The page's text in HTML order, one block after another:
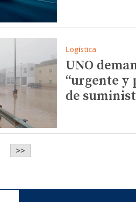
Logística
UNO
“urgente y
de
>>